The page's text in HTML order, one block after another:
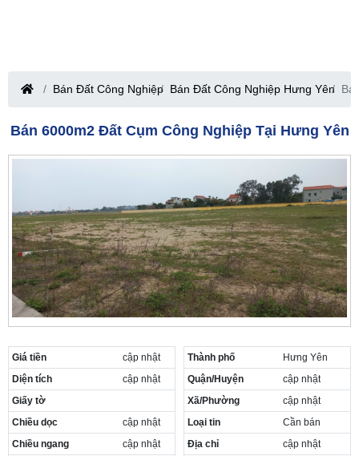
Bán Đất Công Nghiệp Bán Đất Công Nghiệp Hưng Yên
Bán 6000m2 Đất Cụm Công Nghiệp Tại Hưng Yên
Giá tiền
cập nhật
Diện tích
cập nhật
Giấy tờ
Chiều dọc
cập nhật
Chiều ngang
cập nhật
Thành phố
Hưng Yên
Quận/Huyện
cập nhật
Xã/Phường
cập nhật
Loại tin
Cần bán
Địa chỉ
cập nhật